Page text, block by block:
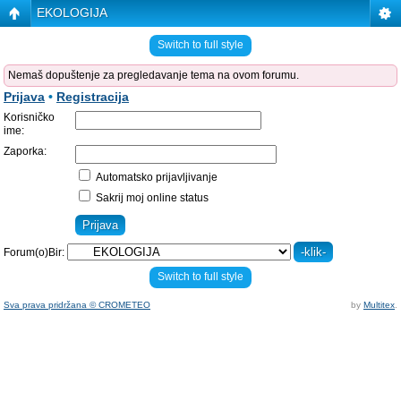
EKOLOGIJA
Switch to full style
Nemaš dopuštenje za pregledavanje tema na ovom forumu.
Prijava • Registracija
Korisničko
ime:
Zaporka:
Automatsko prijavljivanje
Sakrij moj online status
Forum(o)Bir:
Switch to full style
Sva prava pridržana © CROMETEO by Multitex